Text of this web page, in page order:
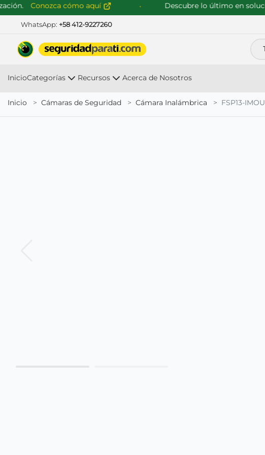
Conozca cómo aquí Descubre lo último en
WhatsApp: +58 412-9227260
InicioCategorías Recursos Acerca de Nosotros
Inicio Cámaras de Seguridad Cámara Inalámbrica FSP13-IMOU